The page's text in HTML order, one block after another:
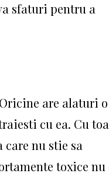
sfaturi pentru a
are alaturi o
cu ea. Cu
care nu stie sa
toxice nu